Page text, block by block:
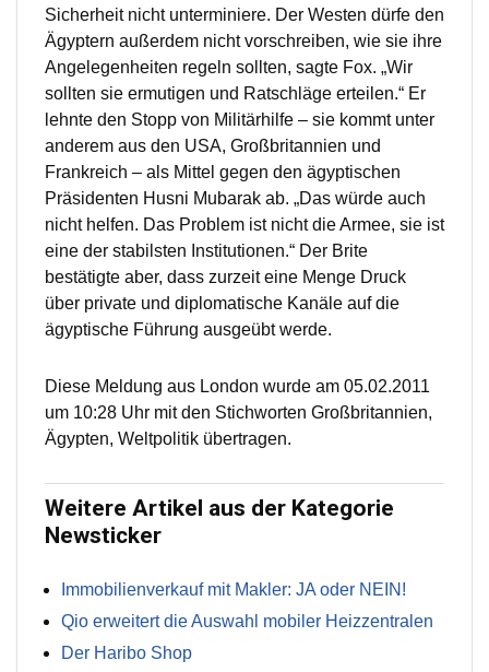
Sicherheit nicht unterminiere. Der Westen dürfe den
Ägyptern außerdem nicht vorschreiben, wie sie ihre
Angelegenheiten regeln sollten, sagte Fox. „Wir
sollten sie ermutigen und Ratschläge erteilen.“ Er
lehnte den Stopp von Militärhilfe – sie kommt unter
anderem aus den USA, Großbritannien und
Frankreich – als Mittel gegen den ägyptischen
Präsidenten Husni Mubarak ab. „Das würde auch
nicht helfen. Das Problem ist nicht die Armee, sie ist
eine der stabilsten Institutionen.“ Der Brite
bestätigte aber, dass zurzeit eine Menge Druck
über private und diplomatische Kanäle auf die
ägyptische Führung ausgeübt werde.
Diese Meldung aus London wurde am 05.02.2011
um 10:28 Uhr mit den Stichworten Großbritannien,
Ägypten, Weltpolitik übertragen.
Weitere Artikel aus der Kategorie
Newsticker
Immobilienverkauf mit Makler: JA oder NEIN!
Qio erweitert die Auswahl mobiler Heizzentralen
Der Haribo Shop